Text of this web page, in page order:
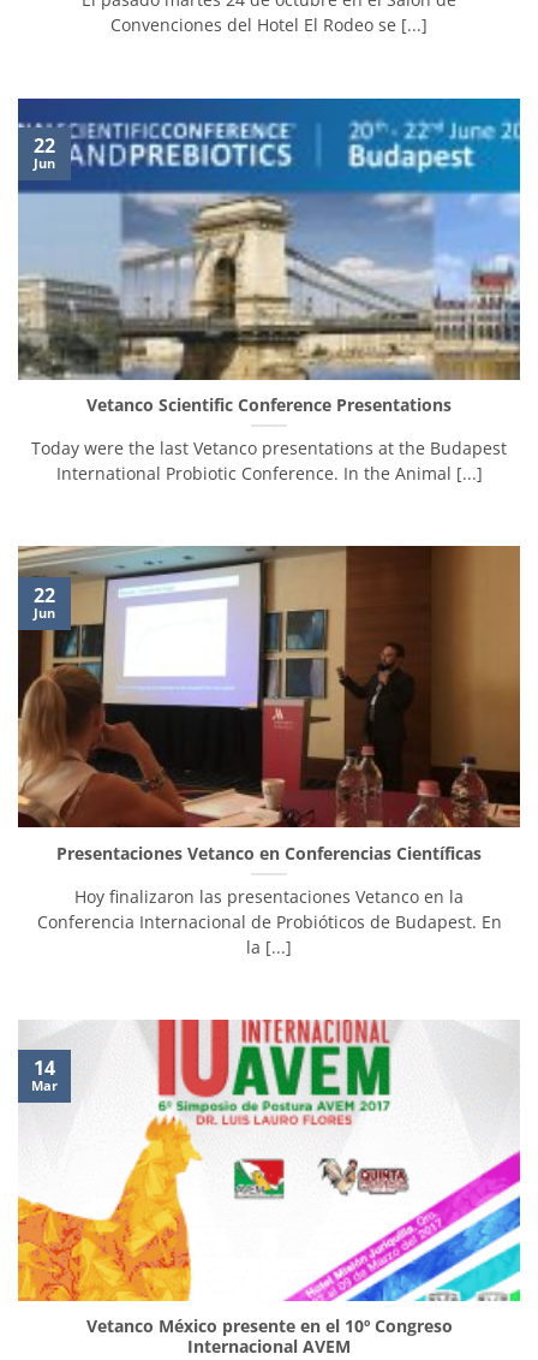
Convenciones del Hotel El Rodeo se [...]
Vetanco Scientific Conference Presentations
Today were the last Vetanco presentations at the Budapest
International Probiotic Conference. In the Animal [...]
22
Jun
Presentaciones Vetanco en Conferencias Científicas
Hoy finalizaron las presentaciones Vetanco en la
Conferencia Internacional de Probióticos de Budapest. En
la [...]
22
Jun
Vetanco México presente en el 10º Congreso
Internacional AVEM
14
Mar